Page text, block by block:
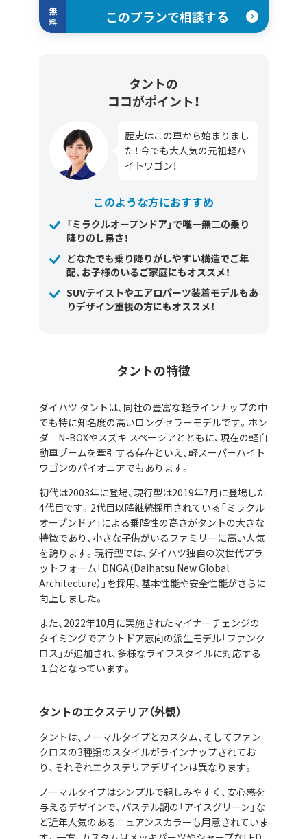
無
料
このプランで相談する
タントの
ココがポイント！
歴史はこの車から始まりまし
た！ 今でも大人気の元祖軽ハ
イトワゴン！
このような方におすすめ
「ミラクルオープンドア」で唯一無二の乗り
降りのし易さ！
どなたでも乗り降りがしやすい構造でご年
配、お子様のいるご家庭にもオススメ！
SUVテイストやエアロパーツ装着モデルもあ
りデザイン重視の方にもオススメ！
タントの特徴
ダイハツ タントは、同社の豊富な軽ラインナップの中
でも特に知名度の高いロングセラーモデルです。ホン
ダ N-BOXやスズキ スペーシアとともに、現在の軽自
動車ブームを牽引する存在といえ、軽スーパーハイト
ワゴンのパイオニアでもあります。
初代は2003年に登場、現行型は2019年7月に登場した
4代目です。2代目以降継続採用されている「ミラクル
オープンドア」による乗降性の高さがタントの大きな
特徴であり、小さな子供がいるファミリーに高い人気
を誇ります。現行型では、ダイハツ独自の次世代プラ
ットフォーム「DNGA（Daihatsu New Global
Architecture）」を採用、基本性能や安全性能がさらに
向上しました。
また、2022年10月に実施されたマイナーチェンジの
タイミングでアウトドア志向の派生モデル「ファンク
ロス」が追加され、多様なライフスタイルに対応する
１台となっています。
タントのエクステリア（外観）
タントは、ノーマルタイプとカスタム、そしてファン
クロスの3種類のスタイルがラインナップされてお
り、それぞれエクステリアデザインは異なります。
ノーマルタイプはシンプルで親しみやすく、安心感を
与えるデザインで、パステル調の「アイスグリーン」な
ど近年人気のあるニュアンスカラーも用意されていま